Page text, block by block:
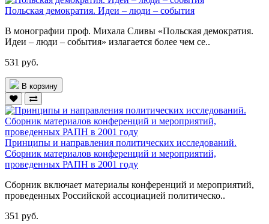
Польская демократия. Идеи – люди – события
В монографии проф. Михала Сливы «Польская демократия.
Идеи – люди – события» излагается более чем се..
531 руб.
В корзину
Принципы и направления политических исследований.
Сборник материалов конференций и мероприятий,
проведенных РАПН в 2001 году
Сборник включает материалы конференций и мероприятий,
проведенных Российской ассоциацией политическо..
351 руб.